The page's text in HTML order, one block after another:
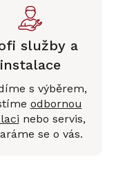
služby a
instalace
s výběrem,
odbornou
nebo servis,
se o vás.